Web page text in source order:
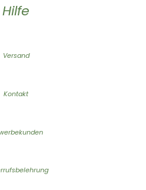
Hilfe
Versand
Kontakt